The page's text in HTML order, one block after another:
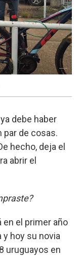
debe haber
par de cosas.
hecho, deja el
abrir el
en el primer año
y hoy su novia
uruguayos en